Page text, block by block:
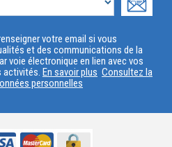
votre email si vous
et des communications de la
voie électronique en lien avec vos
activités. En savoir plus Consultez la
personnelles